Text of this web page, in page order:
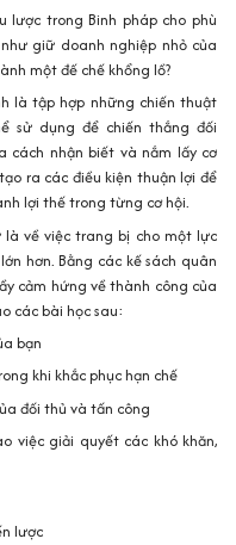
trong Binh pháp cho phù
giữ doanh nghiệp nhỏ của
một đế chế khổng lồ?
là tập hợp những chiến thuật
sử dụng để chiến thắng đối
cách nhận biết và nắm lấy cơ
ra các điều kiện thuận lợi để
lợi thế trong từng cơ hội.
về việc trang bị cho một lực
hơn. Bằng các kế sách quân
cảm hứng về thành công của
các bài học sau:
bạn
khi khắc phục hạn chế
đối thủ và tấn công
việc giải quyết các khó khăn,
lược